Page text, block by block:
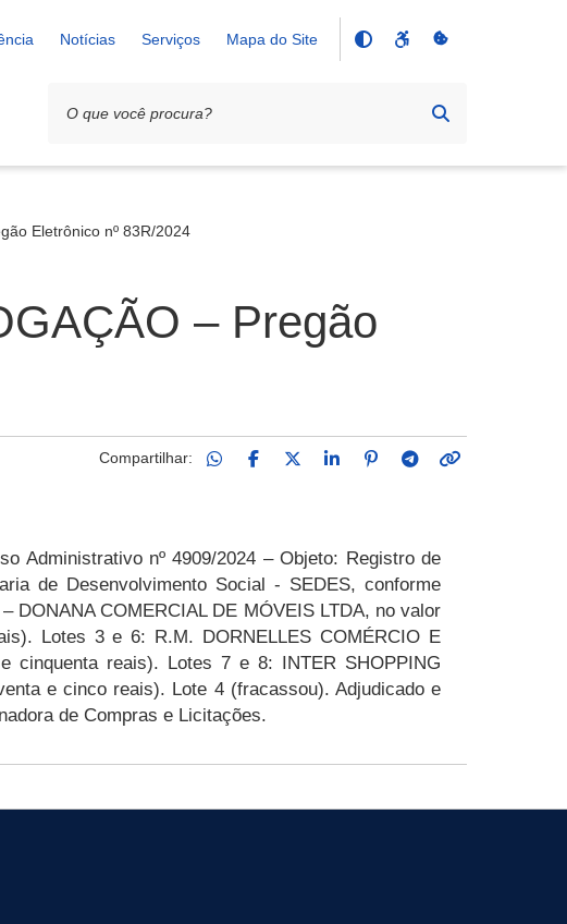
Notícias Serviços Mapa do Site
Eletrônico nº 83R/2024
– Pregão
Compartilhar:
Administrativo nº 4909/2024 – Objeto: Registro de
de Desenvolvimento Social - SEDES, conforme
DONANA COMERCIAL DE MÓVEIS LTDA, no valor
Lotes 3 e 6: R.M. DORNELLES COMÉRCIO E
cinquenta reais). Lotes 7 e 8: INTER SHOPPING
e cinco reais). Lote 4 (fracassou). Adjudicado e
de Compras e Licitações.